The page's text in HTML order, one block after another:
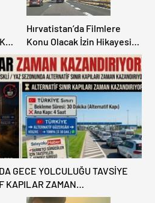
Hırvatistan’da Filmlere
Konu Olacak İzin Hikayesi:
Benzinlikte Eşini Unuttu!
GECE YOLCULUĞU TAVSİYE
KAPILAR ZAMAN